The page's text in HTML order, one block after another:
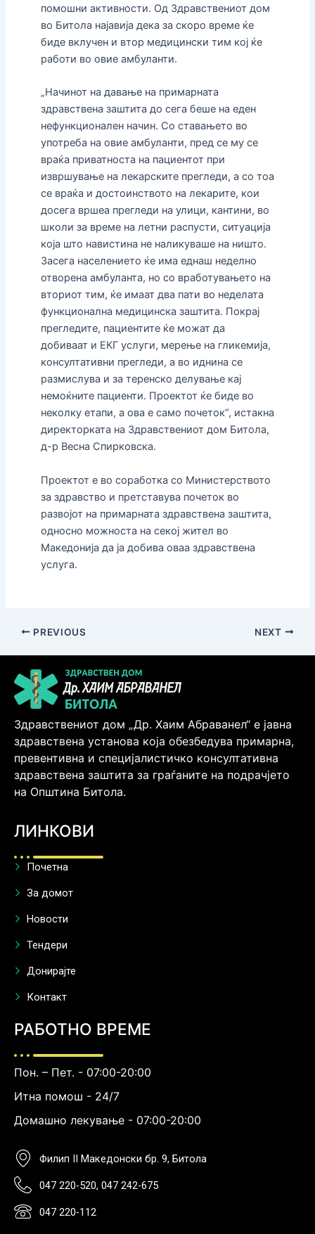
помошни активности. Од Здравствениот дом
во Битола најавија дека за скоро време ќе
биде вклучен и втор медицински тим кој ќе
работи во овие амбуланти.
„Начинот на давање на примарната
здравствена заштита до сега беше на еден
нефункционален начин. Со ставањето во
употреба на овие амбуланти, пред се му се
враќа приватноста на пациентот при
извршување на лекарските прегледи, а со тоа
се враќа и достоинството на лекарите, кои
досега вршеа прегледи на улици, кантини, во
школи за време на летни распусти, ситуација
која што навистина не наликуваше на ништо.
Засега населението ќе има еднаш неделно
отворена амбуланта, но со вработувањето на
вториот тим, ќе имаат два пати во неделата
функционална медицинска заштита. Покрај
прегледите, пациентите ќе можат да
добиваат и ЕКГ услуги, мерење на гликемија,
консултативни прегледи, а во иднина се
размислува и за теренско делување кај
немоќните пациенти. Проектот ќе биде во
неколку етапи, а ова е само почеток“, истакна
директорката на Здравствениот дом Битола,
д-р Весна Спирковска.
Проектот е во соработка со Министерството
за здравство и претставува почеток во
развојот на примарната здравствена заштита,
односно можноста на секој жител во
Македонија да ја добива оваа здравствена
услуга.
PREVIOUS NEXT
Здравствениот дом „Др. Хаим Абраванел“ е јавна
здравствена установа која обезбедува примарна,
превентивна и специјалистичко консултативна
здравствена заштита за граѓаните на подрачјето
на Општина Битола.
ЛИНКОВИ
Почетна
За домот
Новости
Тендери
Донирајте
Контакт
РАБОТНО ВРЕМЕ
Пон. – Пет. - 07:00-20:00
Итна помош - 24/7
Домашно лекување - 07:00-20:00
Филип II Македонски бр. 9, Битола
047 220-520, 047 242-675
047 220-112